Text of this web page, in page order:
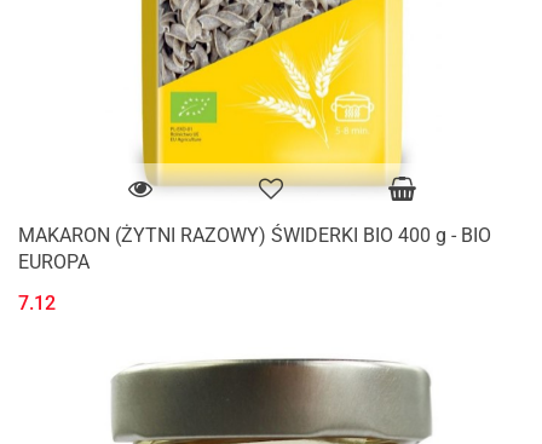
MAKARON (ŻYTNI RAZOWY) ŚWIDERKI BIO 400 g - BIO
EUROPA
7.12